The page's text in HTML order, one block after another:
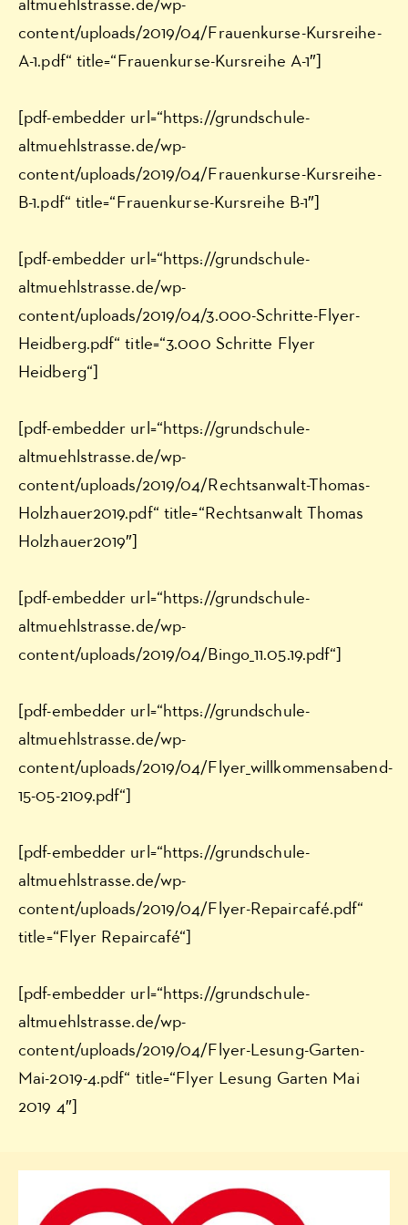
altmuehlstrasse.de/wp-
content/uploads/2019/04/Frauenkurse-Kursreihe-
A-1.pdf“ title=“Frauenkurse-Kursreihe A-1″]
[pdf-embedder url=“https://grundschule-
altmuehlstrasse.de/wp-
content/uploads/2019/04/Frauenkurse-Kursreihe-
B-1.pdf“ title=“Frauenkurse-Kursreihe B-1″]
[pdf-embedder url=“https://grundschule-
altmuehlstrasse.de/wp-
content/uploads/2019/04/3.000-Schritte-Flyer-
Heidberg.pdf“ title=“3.000 Schritte Flyer
Heidberg“]
[pdf-embedder url=“https://grundschule-
altmuehlstrasse.de/wp-
content/uploads/2019/04/Rechtsanwalt-Thomas-
Holzhauer2019.pdf“ title=“Rechtsanwalt Thomas
Holzhauer2019″]
[pdf-embedder url=“https://grundschule-
altmuehlstrasse.de/wp-
content/uploads/2019/04/Bingo_11.05.19.pdf“]
[pdf-embedder url=“https://grundschule-
altmuehlstrasse.de/wp-
content/uploads/2019/04/Flyer_willkommensabend-
15-05-2109.pdf“]
[pdf-embedder url=“https://grundschule-
altmuehlstrasse.de/wp-
content/uploads/2019/04/Flyer-Repaircafé.pdf“
title=“Flyer Repaircafé“]
[pdf-embedder url=“https://grundschule-
altmuehlstrasse.de/wp-
content/uploads/2019/04/Flyer-Lesung-Garten-
Mai-2019-4.pdf“ title=“Flyer Lesung Garten Mai
2019 4″]